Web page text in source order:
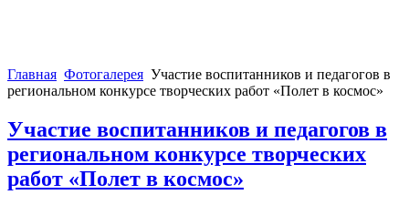
Главная Фотогалерея Участие воспитанников и педагогов в
региональном конкурсе творческих работ «Полет в космос»
Участие воспитанников и педагогов в
региональном конкурсе творческих
работ «Полет в космос»